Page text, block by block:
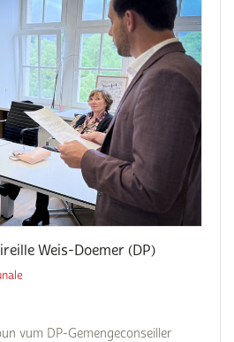
Weis-Doemer (DP)
vum DP-Gemengeconseiller